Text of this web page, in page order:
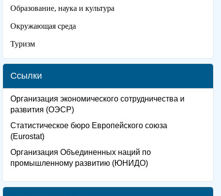
Образование, наука и культура
Окружающая среда
Туризм
Ссылки
Организация экономического сотрудничества и
развития (ОЭСР)
Статистическое бюро Европейского союза
(Eurostat)
Организация Объединенных наций по
промышленному развитию (ЮНИДО)